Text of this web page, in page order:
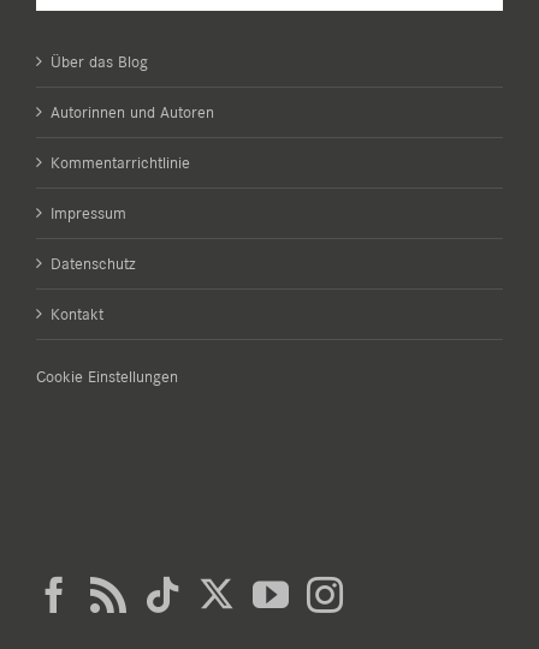
Über das Blog
Autorinnen und Autoren
Kommentarrichtlinie
Impressum
Datenschutz
Kontakt
Cookie Einstellungen